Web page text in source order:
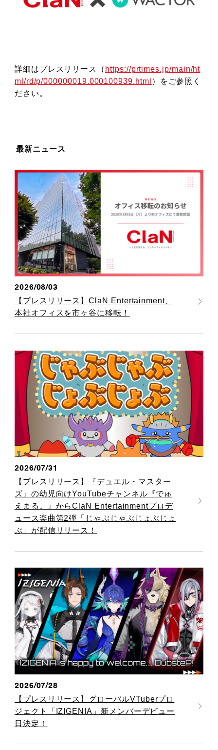
詳細はプレスリリース（ https://prtimes.jp/main/ht
ml/rd/p/000000019.000100939.html ）をご参照く
ださい。
最新ニュース
2026/08/03
【プレスリリース】ClaN Entertainment、
本社オフィスを市ヶ谷に移転！
2026/07/31
【プレスリリース】『デュエル・マスター
ズ』の幼児向けYouTubeチャンネル『でゅ
えまる。』からClaN Entertainmentプロデ
ュース楽曲第2弾「じゃぶじゃぶじょぶじょ
ぶ」が配信リリース！
2026/07/28
【プレスリリース】グローバルVTuberプロ
ジェクト「IZIGENIA」新メンバーデビュー
日決定！